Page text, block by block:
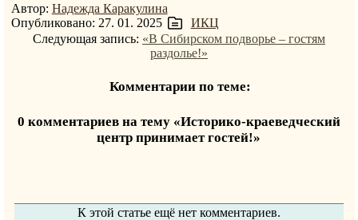
Автор: Надежда Каракулина
Опубликовано: 27. 01. 2025
ИКЦ
Следующая запись: «В Сибирском подворье – гостям
раздолье!»
Комментарии по теме:
0 комментариев на тему «Историко-краеведческий
центр принимает гостей!»
К этой статье ещё нет комментариев.